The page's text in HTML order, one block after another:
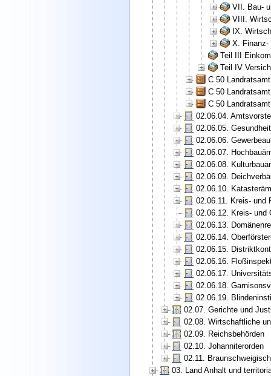
VII. Bau-
VIII.
IX.
X. Finanz-
Teil III
Teil IV
C 50
C 50
C 50
02.06.04.
02.06.05.
02.06.06.
02.06.07.
02.06.08.
02.06.09.
02.06.10.
02.06.11. Kreis- und
02.06.12. Kreis- und
02.06.13.
02.06.14.
02.06.15.
02.06.16.
02.06.17.
02.06.18.
02.06.19.
02.07. Gerichte und
02.08. Wirtschaftliche
02.09. Reichsbehörden
02.10. Johanniterorden
02.11.
03. Land Anhalt und